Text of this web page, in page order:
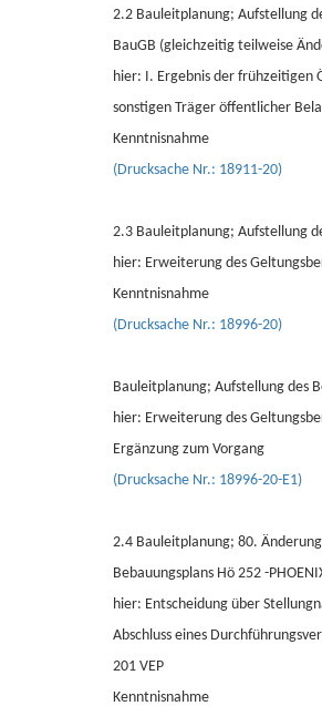
2.2 Bauleitplanung; Aufstellung
BauGB (gleichzeitig teilweise
hier: I. Ergebnis der frühzeitigen
sonstigen Träger öffentlicher
Kenntnisnahme
(Drucksache Nr.: 18911-20)
2.3 Bauleitplanung; Aufstellung
hier: Erweiterung des
Kenntnisnahme
(Drucksache Nr.: 18996-20)
Bauleitplanung; Aufstellung des
hier: Erweiterung des
Ergänzung zum Vorgang
(Drucksache Nr.: 18996-20-E1)
2.4 Bauleitplanung; 80.
Bebauungsplans Hö 252 -
hier: Entscheidung über
Abschluss eines
201 VEP
Kenntnisnahme